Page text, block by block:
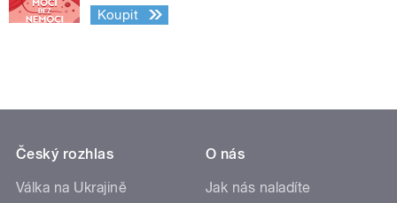
Koupit
Český rozhlas
Válka na Ukrajině
O nás
Jak nás naladíte